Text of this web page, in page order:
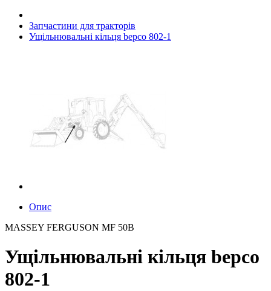
Запчастини для тракторів
Ущільнювальні кільця bepco 802-1
Опис
MASSEY FERGUSON MF 50B
Ущільнювальні кільця bepco
802-1